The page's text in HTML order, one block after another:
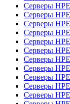
Серверы
Серверы
Серверы
Серверы
Серверы
Серверы
Серверы
Серверы
Серверы
Серверы
Серверы